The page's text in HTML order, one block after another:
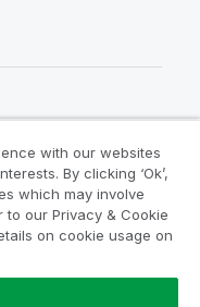
Info
with our websites
By clicking ‘Ok’,
which may involve
to our Privacy & Cookie
on cookie usage on